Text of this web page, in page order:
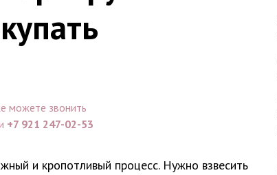
можете звонить
+7 921 247-02-53
и кропотливый процесс. Нужно взвесить